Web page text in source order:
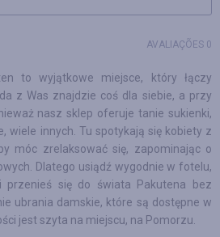
AVALIAÇÕES 0
to wyjątkowe miejsce, który łączy
z Was znajdzie coś dla siebie, a przy
nasz sklep oferuje tanie sukienki,
wiele innych. Tu spotykają się kobiety z
móc zrelaksować się, zapominając o
Dlatego usiądź wygodnie w fotelu,
przenieś się do świata Pakutena bez
ubrania damskie, które są dostępne w
jest szyta na miejscu, na Pomorzu.